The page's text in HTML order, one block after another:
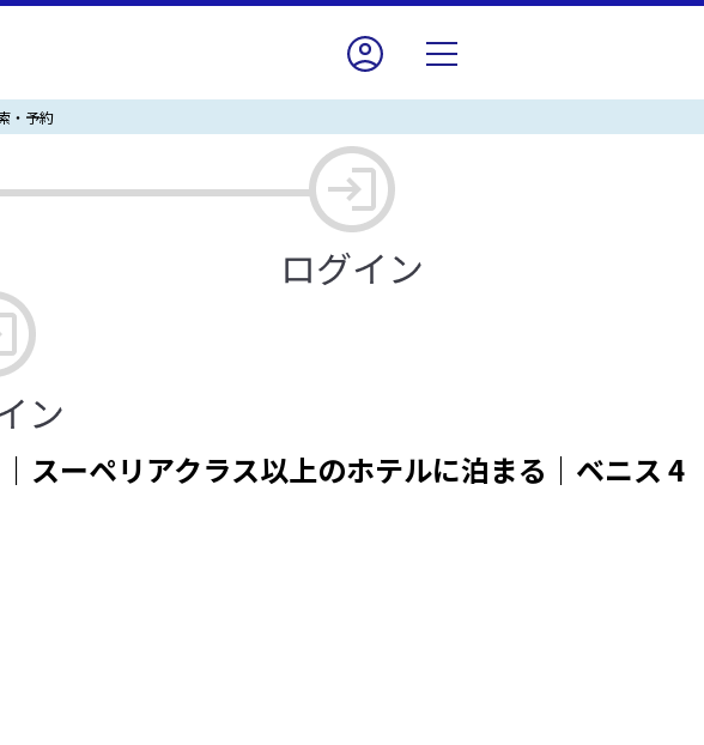
・予約
スーペリアクラス以上のホテルに泊まる｜ベニス 4